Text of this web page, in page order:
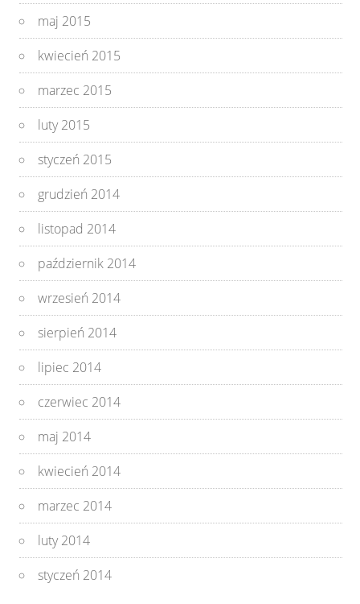
maj 2015
kwiecień 2015
marzec 2015
luty 2015
styczeń 2015
grudzień 2014
listopad 2014
październik 2014
wrzesień 2014
sierpień 2014
lipiec 2014
czerwiec 2014
maj 2014
kwiecień 2014
marzec 2014
luty 2014
styczeń 2014